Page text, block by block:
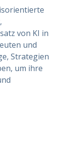
von KI in
und
Strategien
um ihre